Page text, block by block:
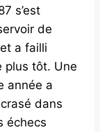
s’est
de
a failli
plus tôt. Une
année a
dans
échecs